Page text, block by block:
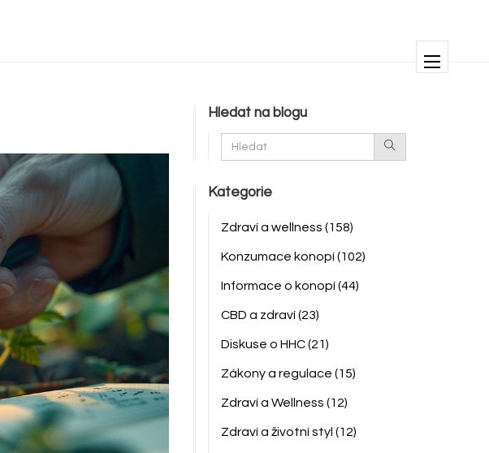
Hledat na blogu
Kategorie
Zdraví a wellness (158)
Konzumace konopí(102)
Informace o konopí(44)
CBD a zdraví(23)
Diskuse o HHC(21)
Zákony a regulace (15)
Zdraví a Wellness (12)
Zdraví a životní styl (12)